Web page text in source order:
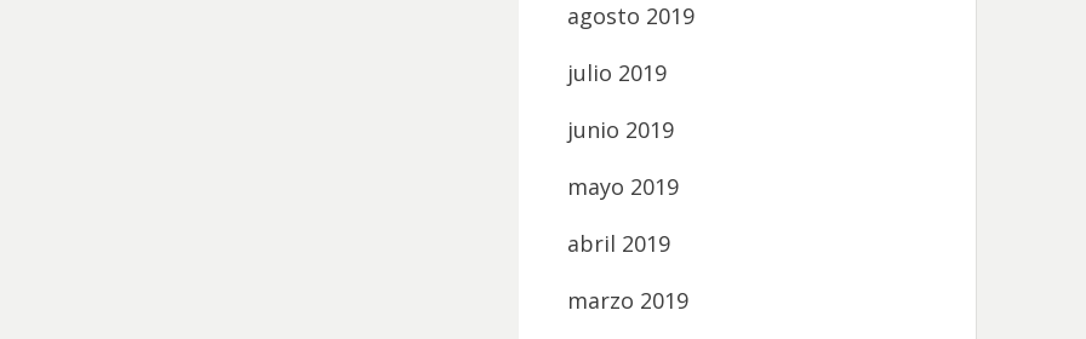
agosto 2019
julio 2019
junio 2019
mayo 2019
abril 2019
marzo 2019